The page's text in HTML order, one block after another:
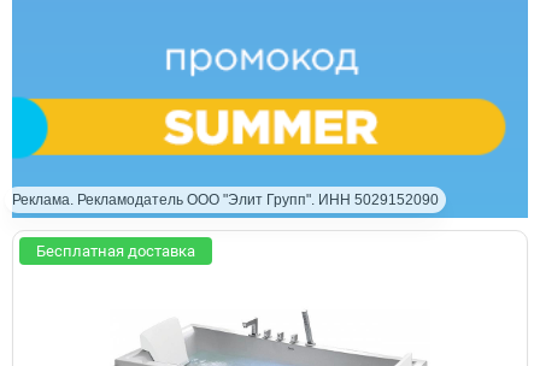
Реклама. Рекламодатель ООО "Элит Групп". ИНН 5029152090
Бесплатная доставка